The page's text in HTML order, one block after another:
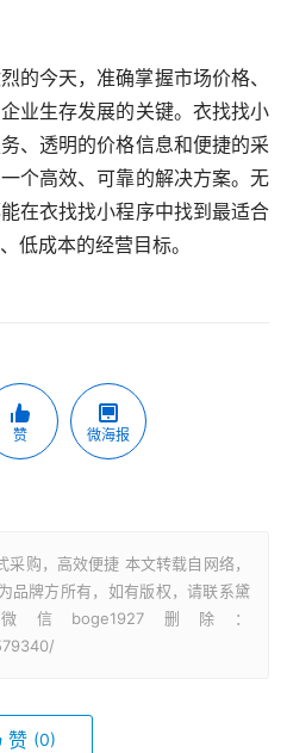
的今天，准确掌握市场价格、
业生存发展的关键。衣找找小
、透明的价格信息和便捷的采
个高效、可靠的解决方案。无
在衣找找小程序中找到最适合
低成本的经营目标。
赞 微海报
购，高效便捷 本文转载自网络，
品牌方所有，如有版权，请联系黛
boge1927删除：
赞 (0)